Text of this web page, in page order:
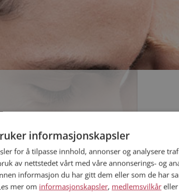
på Møteplassen. Bli medlem nå,
Min
informasjonskapsler
for å tilpasse innhold, annonser og analysere
av nettstedet vårt med våre annonserings- og
informasjon du har gitt dem eller som de har
mer om informasjonskapsler, medlemsvilkår